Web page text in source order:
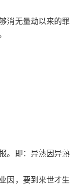
消无量劫以来的罪
。即：异熟因异熟
，要到来世才生